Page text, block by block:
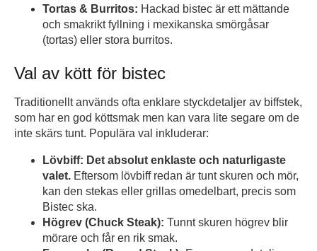
Tortas & Burritos: Hackad bistec är ett mättande
och smakrikt fyllning i mexikanska smörgåsar
(tortas) eller stora burritos.
Val av kött för bistec
Traditionellt används ofta enklare styckdetaljer av biffstek,
som har en god köttsmak men kan vara lite segare om de
inte skärs tunt. Populära val inkluderar:
Lövbiff: Det absolut enklaste och naturligaste
valet. Eftersom lövbiff redan är tunt skuren och mör,
kan den stekas eller grillas omedelbart, precis som
Bistec ska.
Högrev (Chuck Steak): Tunnt skuren högrev blir
mörare och får en rik smak.